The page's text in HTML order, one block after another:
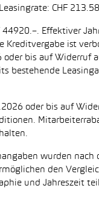
CHF
Effektiver
Kreditvergabe ist
oder bis auf
bestehende
oder bis auf
wurden
den
und Jahreszeit